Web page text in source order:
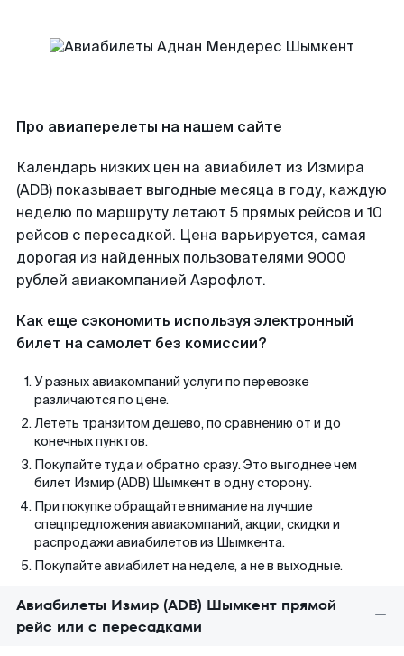
Про авиаперелеты на нашем сайте
Календарь низких цен на авиабилет из Измира
(ADB) показывает выгодные месяца в году, каждую
неделю по маршруту летают 5 прямых рейсов и 10
рейсов с пересадкой. Цена варьируется, самая
дорогая из найденных пользователями 9000
рублей авиакомпанией Аэрофлот.
Как еще сэкономить используя электронный
билет на самолет без комиссии?
У разных авиакомпаний услуги по перевозке
различаются по цене.
Лететь транзитом дешево, по сравнению от и до
конечных пунктов.
Покупайте туда и обратно сразу. Это выгоднее чем
билет Измир (ADB) Шымкент в одну сторону.
При покупке обращайте внимание на лучшие
спецпредложения авиакомпаний, акции, скидки и
распродажи авиабилетов из Шымкента.
Покупайте авиабилет на неделе, а не в выходные.
Авиабилеты Измир (ADB) Шымкент прямой
рейс или с пересадками